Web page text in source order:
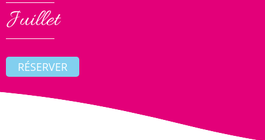
Juillet
RÉSERVER